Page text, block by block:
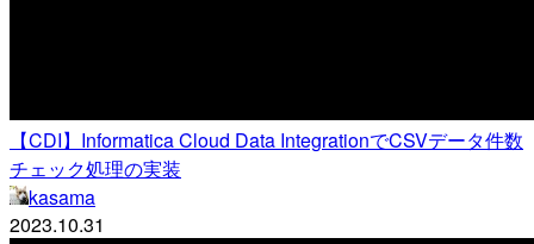
【CDI】Informatica Cloud Data IntegrationでCSVデータ件数
チェック処理の実装
kasama
2023.10.31